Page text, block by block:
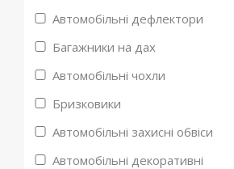
Автомобільні дефлектори
Багажники на дах
Автомобільні чохли
Бризковики
Автомобільні захисні обвіси
Автомобільні декоративні